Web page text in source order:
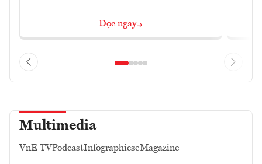
Đọc ngay
Multimedia
VnE TVPodcastInfographicseMagazine